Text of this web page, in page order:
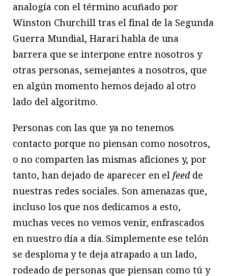
analogía con el término acuñado por
Winston Churchill tras el final de la Segunda
Guerra Mundial, Harari habla de una
barrera que se interpone entre nosotros y
otras personas, semejantes a nosotros, que
en algún momento hemos dejado al otro
lado del algoritmo.
Personas con las que ya no tenemos
contacto porque no piensan como nosotros,
o no comparten las mismas aficiones y, por
tanto, han dejado de aparecer en elfeed de
nuestras redes sociales. Son amenazas que,
incluso los que nos dedicamos a esto,
muchas veces no vemos venir, enfrascados
en nuestro día a día. Simplemente ese telón
se desploma y te deja atrapado a un lado,
rodeado de personas que piensan como tú y